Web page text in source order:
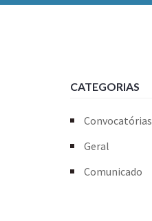
CATEGORIAS
Convocatórias
Geral
Comunicado